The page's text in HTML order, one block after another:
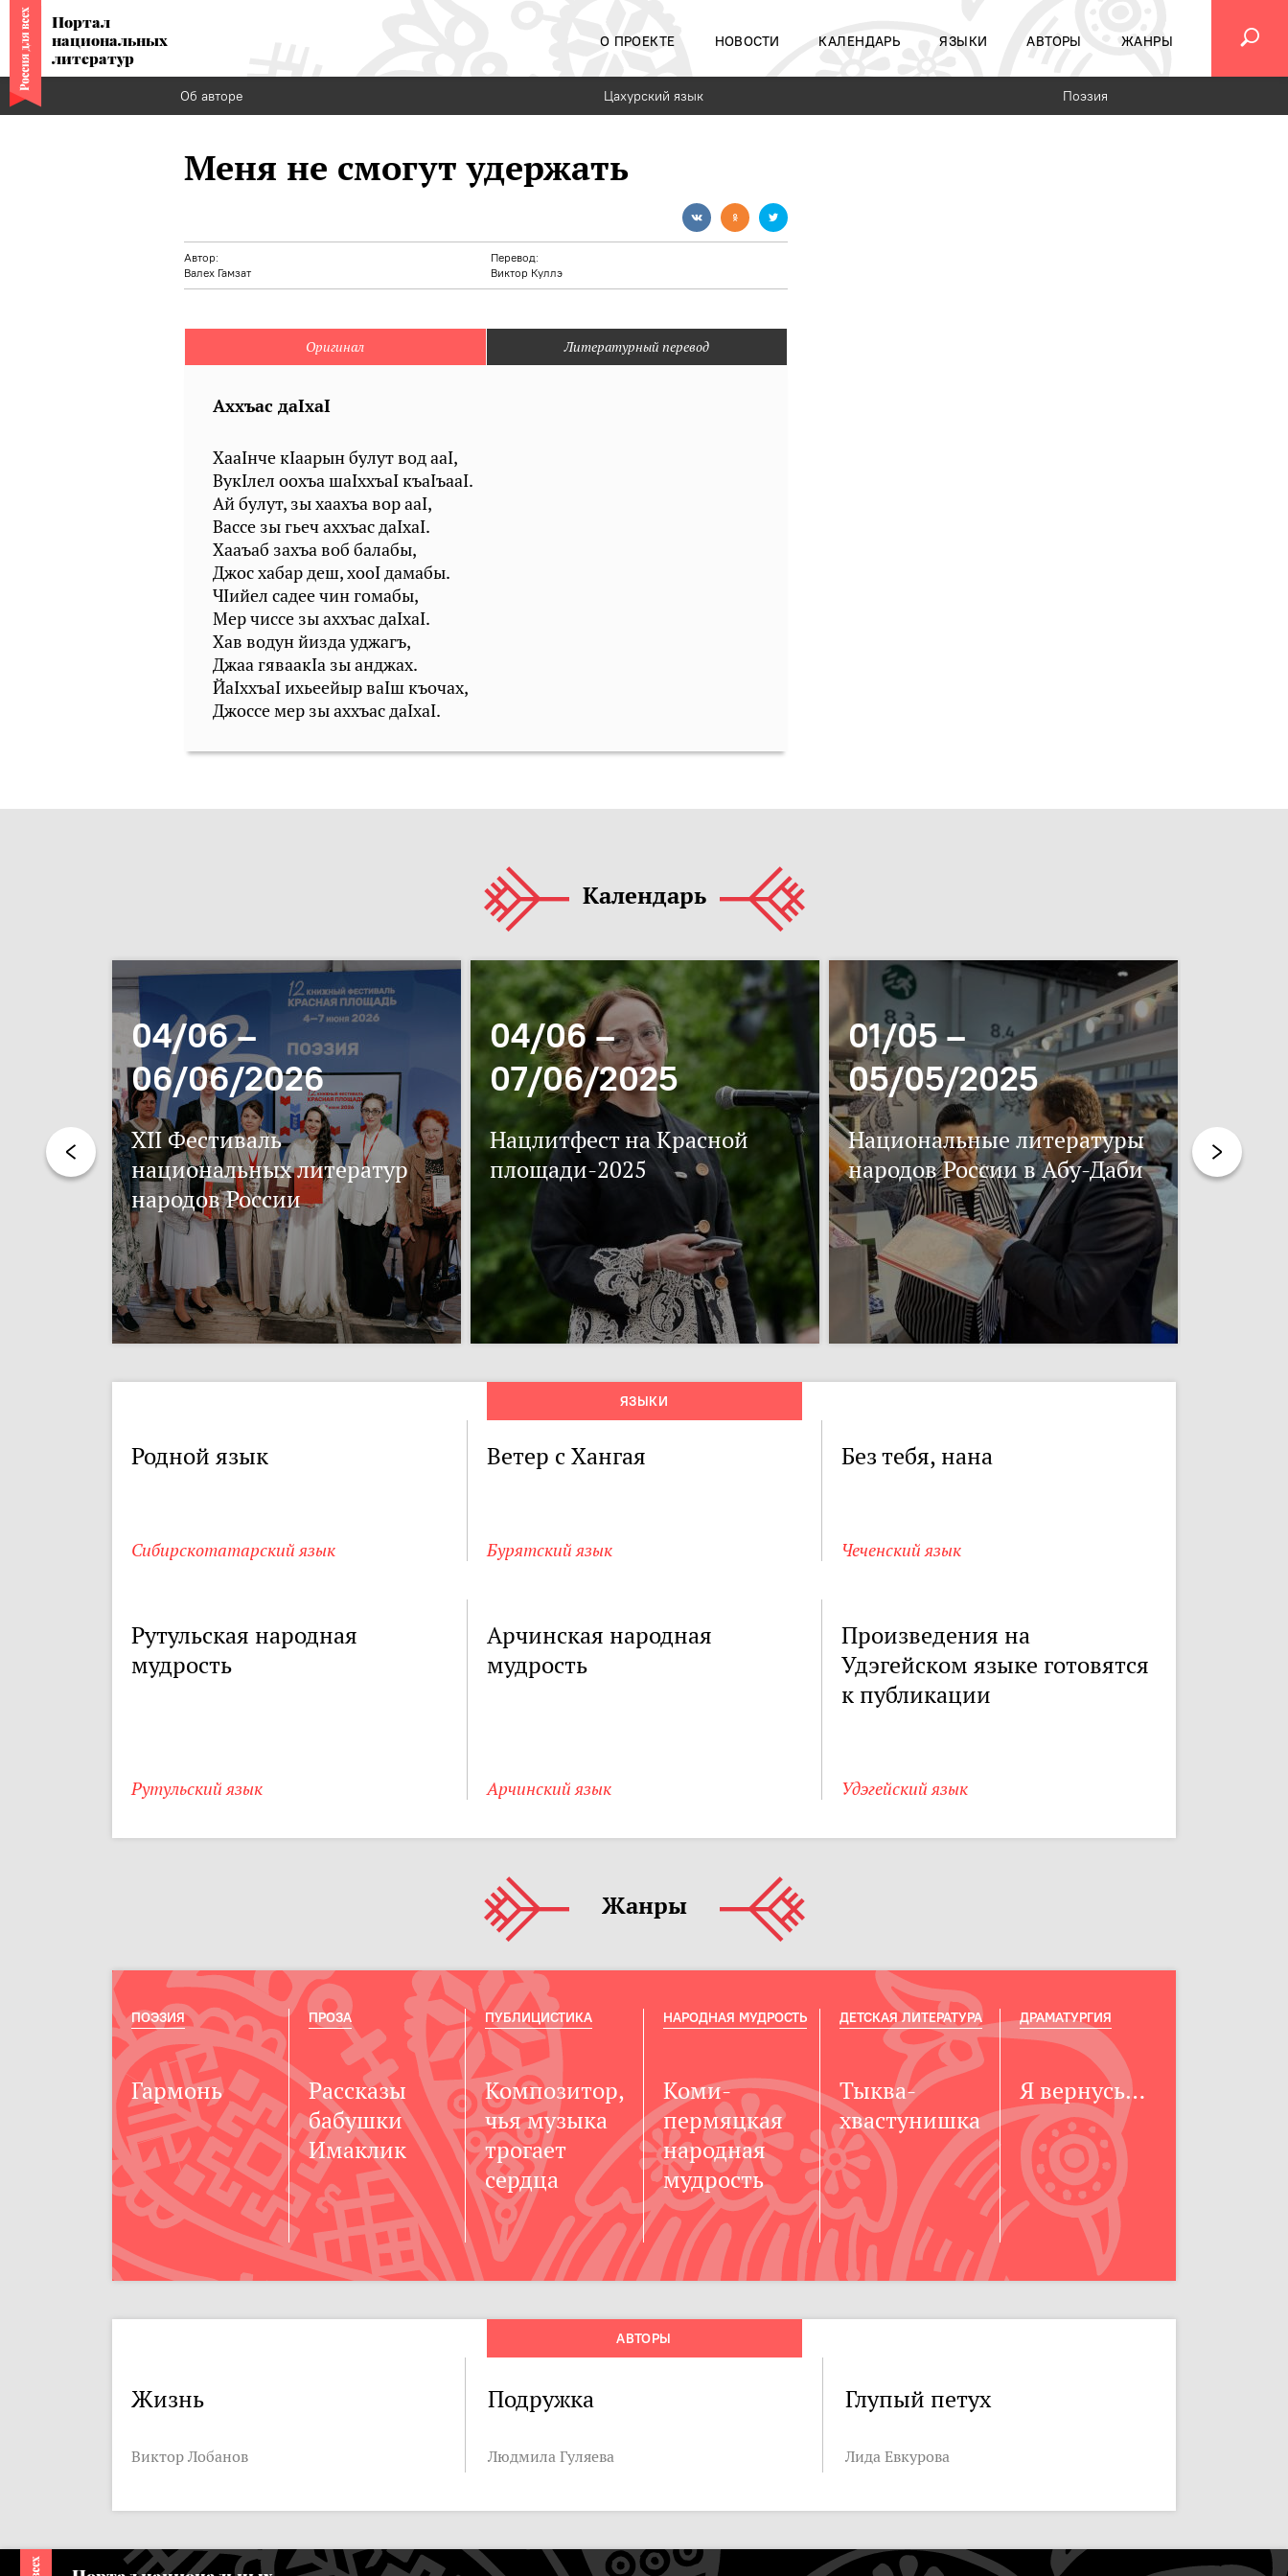
Портал
национальных
литератур
О ПРОЕКТЕ НОВОСТИ КАЛЕНДАРЬ ЯЗЫКИ АВТОРЫ ЖАНРЫ
Об авторе Цахурский язык Поэзия
Меня не смогут удержать
Автор:
Валех Гамзат
Перевод:
Виктор Куллэ
Оригинал Литературный перевод
Аххъас даIхаI
ХааIнче кIаарын булут вод ааI,
ВукIлел оохъа шаIххъаI къаIъааI.
Ай булут, зы хаахъа вор ааI,
Вассе зы гьеч аххъас даIхаI.
Хааъаб захъа воб балабы,
Джос хабар деш, хооI дамабы.
ЧIийел садее чин гомабы,
Мер чиссе зы аххъас даIхаI.
Хав водун йизда уджагъ,
Джаа гяваакIа зы анджах.
ЙаIххъаI ихьеейыр ваIш къочах,
Джоссе мер зы аххъас даIхаI.
Календарь
04/06 –
06/06/2026
XII Фестиваль
национальных литератур
народов России
04/06 –
07/06/2025
Нацлитфест на Красной
площади-2025
01/05 –
05/05/2025
Национальные литературы
народов России в Абу-Даби
ЯЗЫКИ
Родной язык
Сибирскотатарский язык
Ветер с Хангая
Бурятский язык
Без тебя, нана
Чеченский язык
Рутульская народная
мудрость
Рутульский язык
Арчинская народная
мудрость
Арчинский язык
Произведения на
Удэгейском языке готовятся
к публикации
Удэгейский язык
Жанры
Гармонь
ПОЭЗИЯ
Рассказы
бабушки
Имаклик
ПРОЗА
Композитор,
чья музыка
трогает
сердца
ПУБЛИЦИСТИКА
Коми-
пермяцкая
народная
мудрость
НАРОДНАЯ МУДРОСТЬ
Тыква-
хвастунишка
ДЕТСКАЯ ЛИТЕРАТУРА
Я вернусь…
ДРАМАТУРГИЯ
АВТОРЫ
Жизнь
Виктор Лобанов
Подружка
Людмила Гуляева
Глупый петух
Лида Евкурова